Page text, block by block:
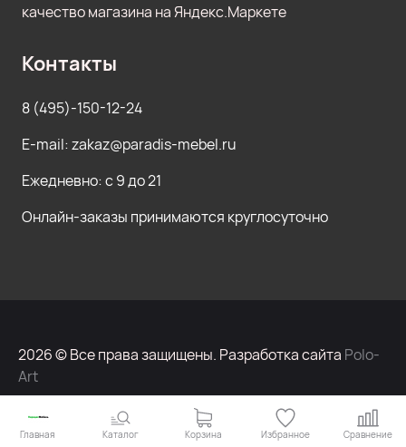
Контакты
8 (495)-150-12-24
E-mail: zakaz@paradis-mebel.ru
Ежедневно: с 9 до 21
Онлайн-заказы принимаются круглосуточно
2026 © Все права защищены. Разработка сайта Polo-
Art
Главная Каталог Корзина Избранное Сравнение